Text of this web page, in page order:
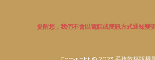
提醒您，我們不會以電話或簡訊方式通知變